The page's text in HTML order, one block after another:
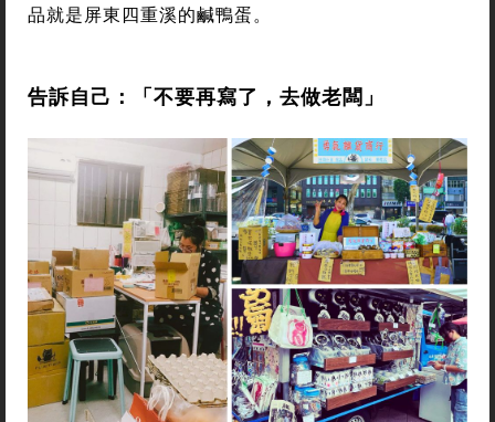
品就是屏東四重溪的鹹鴨蛋。
告訴自己：「不要再寫了，去做老闆」